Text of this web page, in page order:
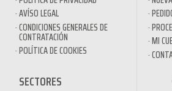
AVÍSO LEGAL
CONDICIONES GENERALES DE
CONTRATACIÓN
POLÍTICA DE COOKIES
MI
SECTORES